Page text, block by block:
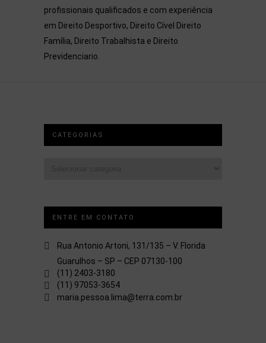
profissionais qualificados e com experiência
em Direito Desportivo, Direito Cível Direito
Família, Direito Trabalhista e Direito
Previdenciario.
CATEGORIAS
ENTRE EM CONTATO
Rua Antonio Artoni, 131/135 – V. Florida
Guarulhos – SP – CEP 07130-100
(11) 2403-3180
(11) 97053-3654
maria.pessoa.lima@terra.com.br